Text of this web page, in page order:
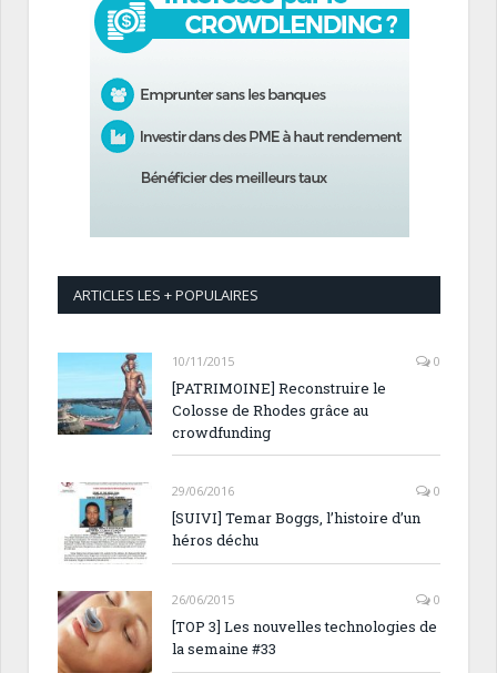
ARTICLES LES + POPULAIRES
10/11/2015 0
[PATRIMOINE] Reconstruire le
Colosse de Rhodes grâce au
crowdfunding
29/06/2016 0
[SUIVI] Temar Boggs, l’histoire d’un
héros déchu
26/06/2015 0
[TOP 3] Les nouvelles technologies de
la semaine #33